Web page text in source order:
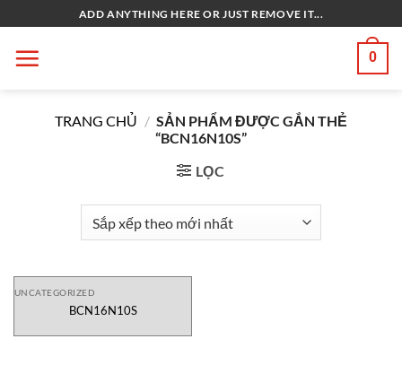
qua
nội
ADD ANYTHING HERE OR JUST REMOVE IT...
0
TRANG CHỦ / SẢN PHẨM ĐƯỢC GẮN THẺ
“BCN16N10S”
LỌC
UNCATEGORIZED
BCN16N10S